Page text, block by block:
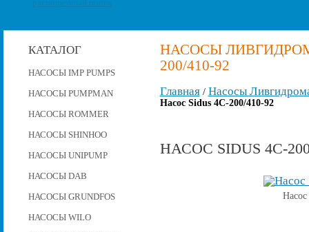
КАТАЛОГ
НАСОСЫ IMP PUMPS
НАСОСЫ PUMPMAN
НАСОСЫ ROMMER
НАСОСЫ SHINHOO
НАСОСЫ UNIPUMP
НАСОСЫ DAB
НАСОСЫ GRUNDFOS
НАСОСЫ WILO
НАСОСЫ
200/410-92
Главная/ Насосы
Насос Sidus 4C-200/410-92
НАСОС SIDUS 4C-